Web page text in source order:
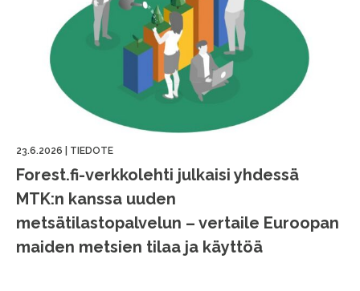
23.6.2026 TIEDOTE
Forest.fi-verkkolehti julkaisi yhdessä
MTK:n kanssa uuden
metsätilastopalvelun – vertaile Euroopan
maiden metsien tilaa ja käyttöä